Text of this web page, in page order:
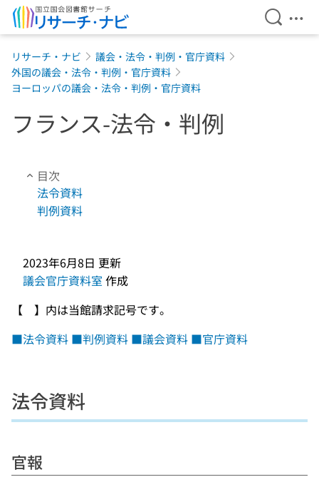
検索を
メ
リサーチ・ナビ
議会・法令・判例・官庁資料
外国の議会・法令・判例・官庁資料
ヨーロッパの議会・法令・判例・官庁資料
フランス-法令・判例
目次
法令資料
判例資料
2023年6月8日 更新
議会官庁資料室 作成
【 】内は当館請求記号です。
■法令資料 ■判例資料 ■議会資料 ■官庁資料
法令資料
官報